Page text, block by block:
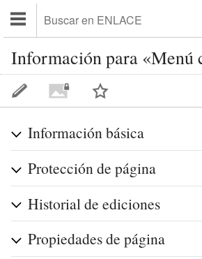
Información para «Menú
Información básica
Protección de página
Historial de ediciones
Propiedades de página